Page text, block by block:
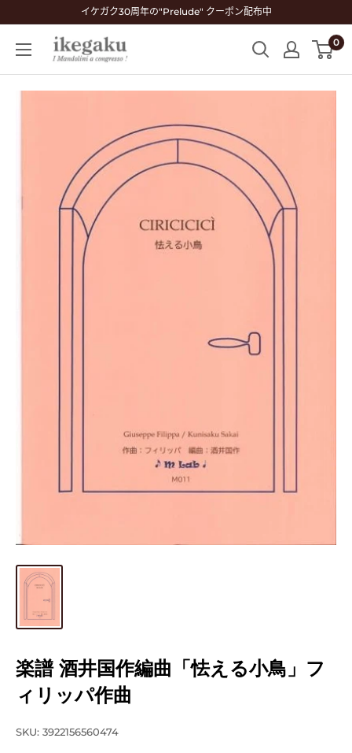
ン
イケガク30周年の"Prelude" クーポン配布中
Mandolin
&
0
楽譜 酒井国作編曲「怯える小鳥」フ
ィリッパ作曲
SKU: 3922156560474